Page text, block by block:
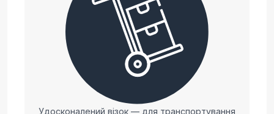
Удосконалений візок — для транспортування